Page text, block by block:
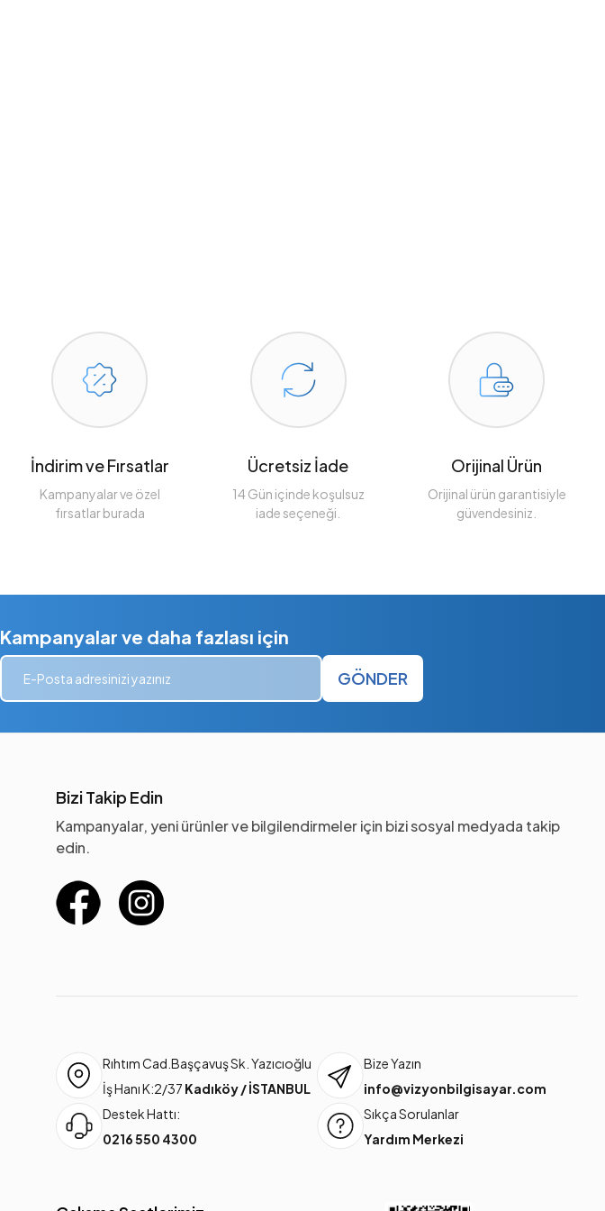
İndirim ve Fırsatlar
Kampanyalar ve özel
fırsatlar burada
Ücretsiz İade
14 Gün içinde koşulsuz
iade seçeneği.
Orijinal Ürün
Orijinal ürün garantisiyle
güvendesiniz.
Kampanyalar ve daha fazlası için
GÖNDER
Bizi Takip Edin
Kampanyalar, yeni ürünler ve bilgilendirmeler için bizi sosyal medyada takip
edin.
Rıhtım Cad.Başçavuş Sk. Yazıcıoğlu
İş Hanı K:2/37 Kadıköy / İSTANBUL
Bize Yazın
info@vizyonbilgisayar.com
Destek Hattı:
0216 550 4300
Sıkça Sorulanlar
Yardım Merkezi